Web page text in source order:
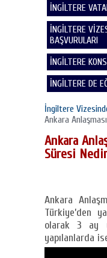
İNGİLTERE
İNGİLTERE
BAŞVURULARI
İNGİLTERE
İNGİLTERE DE
İngiltere
Ankara
Ankara
Süresi
Ankara
Türkiye’den
olarak 3 ay
yapılanlarda